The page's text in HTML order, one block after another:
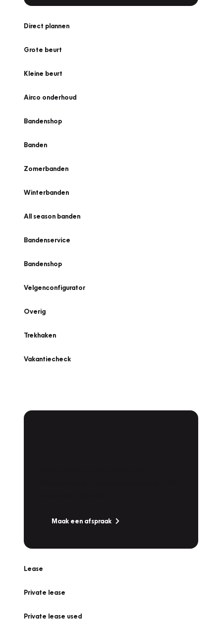
Direct plannen
Grote beurt
Kleine beurt
Airco onderhoud
Bandenshop
Banden
Zomerbanden
Winterbanden
All season banden
Bandenservice
Bandenshop
Velgenconfigurator
Overig
Trekhaken
Vakantiecheck
Maak een afspraak
Lease
Private lease
Private lease used